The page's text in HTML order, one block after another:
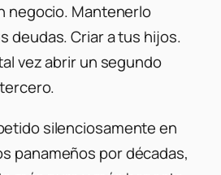
negocio. Mantenerlo
deudas. Criar a tus hijos.
vez abrir un segundo
silenciosamente en
panameños por décadas,